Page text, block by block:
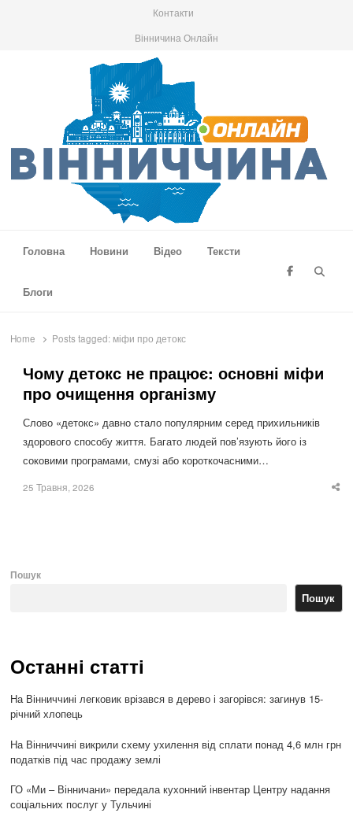
Контакти
Вінничина Онлайн
Головна
Новини Відео Тексти
Блоги
Home Posts tagged: міфи про детокс
Чому детокс не працює: основні міфи
про очищення організму
Слово «детокс» давно стало популярним серед прихильників
здорового способу життя. Багато людей пов’язують його із
соковими програмами, смузі або короткочасними…
25 Травня, 2026
Пошук
Пошук
Останні статті
На Вінниччині легковик врізався в дерево і загорівся: загинув 15-
річний хлопець
На Вінниччині викрили схему ухилення від сплати понад 4,6 млн грн
податків під час продажу землі
ГО «Ми – Вінничани» передала кухонний інвентар Центру надання
соціальних послуг у Тульчині